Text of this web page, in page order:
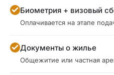
Биометрия + визовый
Оплачивается на этапе
Документы о жилье
Общежитие или частная